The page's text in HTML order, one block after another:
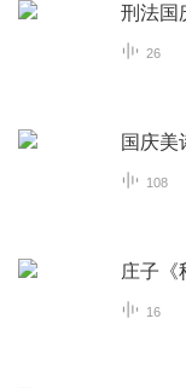
刑法国
26
国庆美
108
庄子《
16